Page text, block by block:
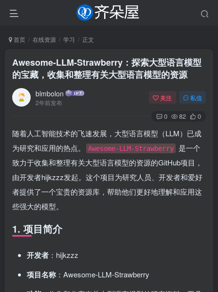
首页 在线资源 学习 正文
Awesome-LLM-Strawberry：探索大型语言模型
的宝藏，收集和整理有关大型语言模型的资源
blmbolon
2年前发布
关注 私信
0 82 0
随着人工智能技术的飞速发展，大型语言模型（LLM）已成
为研究和应用的热点。
Awesome-LLM-Strawberry
是一个
致力于收集和整理有关大型语言模型的资源的GitHub项目，
由开发者hijkzzz发起。这个项目为研究人员、开发者和爱好
者提供了一个宝贵的资源库，帮助他们更好地理解和应用这
些强大的模型。
1. 项目简介
开发者 ：hijkzzz
项目名称 ：Awesome-LLM-Strawberry